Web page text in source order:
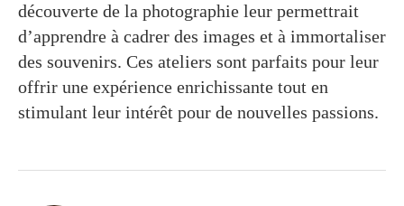
découverte de la photographie leur permettrait
d’apprendre à cadrer des images et à immortaliser
des souvenirs. Ces ateliers sont parfaits pour leur
offrir une expérience enrichissante tout en
stimulant leur intérêt pour de nouvelles passions.